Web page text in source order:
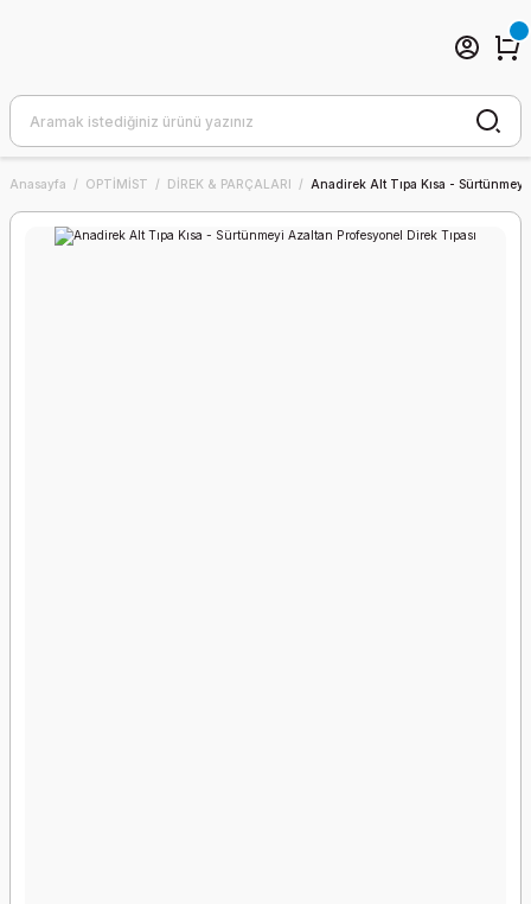
Anasayfa OPTİMİST DİREK & PARÇALARI Anadirek Alt Tıpa Kısa -